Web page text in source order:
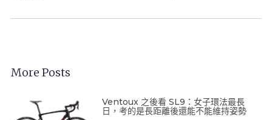
More Posts
Ventoux 之後看 SL9：女子環法最長
日，考的是長距離後還能不能維持姿勢